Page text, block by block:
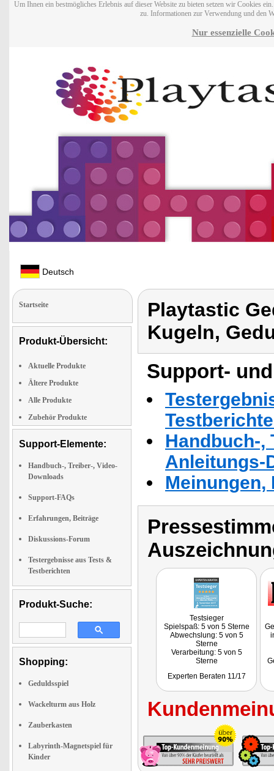
Um Ihnen ein bestmögliches Erlebnis auf dieser Website zu bieten setzen wir Cookies
zu. Informationen zur Verwendung und den
Nur essenzielle
Deutsch
Startseite
Produkt-Übersicht:
Aktuelle Produkte
Ältere Produkte
Alle Produkte
Zubehör Produkte
Support-Elemente:
Handbuch-, Treiber-, Video-
Downloads
Support-FAQs
Erfahrungen, Beiträge
Diskussions-Forum
Testergebnisse aus Tests &
Testberichten
Produkt-Suche:
Shopping:
Geduldsspiel
Wackelturm aus Holz
Zauberkasten
Labyrinth-Magnetspiel für
Kinder
Playtastic
Kugeln,
Support-
Handbuch-,
Anleitungs-
Testsieger
Spielspaß: 5 von 5 Sterne
Abwechslung: 5 von 5
Sterne
Verarbeitung: 5 von 5
Sterne
Spiele mag, die viel Geduld
stundenlang beschäftigen
will, kann bei dem Set eine
des Mini-Mind-Teaser-
Games der Marke
"Playtastic" von PEARL
bekommen, die nicht so
schnell langweilig werden."
Experten Beraten 11/17